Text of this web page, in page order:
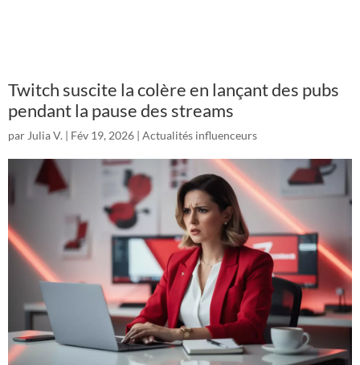
Twitch suscite la colère en lançant des pubs
pendant la pause des streams
par Julia V. | Fév 19, 2026 | Actualités influenceurs